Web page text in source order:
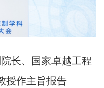
长、国家卓越工程
授作主旨报告